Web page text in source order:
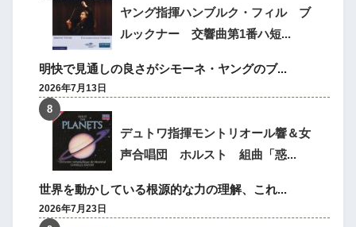
ヤング指揮ハンブルク・フィル ブ
ルックナー 交響曲第1番ハ短...
明快で見通しの良さがシモーネ・ヤングのブ...
2026年7月13日
デュトワ指揮モントリオール響＆女
声合唱団 ホルスト 組曲「惑...
世界を動かしている根源的な力の理解、これ...
2026年7月23日